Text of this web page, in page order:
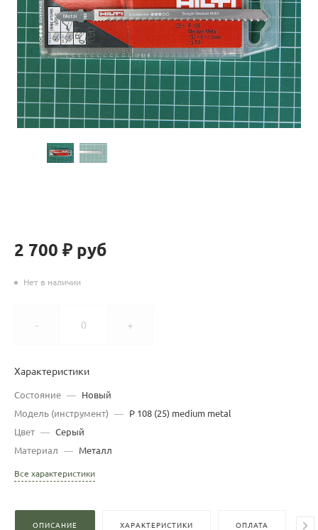
2 700 ₽ руб
Нет в наличии
- +
Характеристики
Состояние —
Новый
Модель (инструмент)
—
P 108 (25) medium metal
Цвет — Серый
Материал
— Металл
Все характеристики
ОПИСАНИЕ ХАРАКТЕРИСТИКИ ОПЛАТА